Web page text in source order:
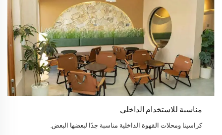
مناسبة للاستخدام الداخلي
كراسينا ومحلات القهوة الداخلية مناسبة جدًا لبعضها البعض.